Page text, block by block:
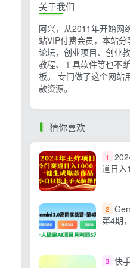
关于我们
阿兴，从2011年开始网
站VIP付费会员，本站
论坛，创业项目、创业
教程、工具软件等也不
板。 专门做了这个网站
款资源。
猜你喜欢
1
道日入
2
第4期
3 快